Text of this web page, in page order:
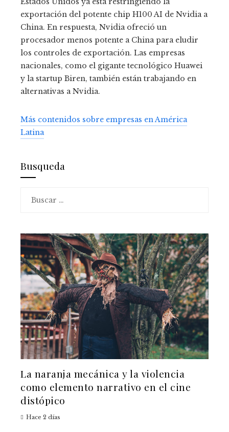
exportación del potente chip H100 AI de Nvidia a
China. En respuesta, Nvidia ofreció un
procesador menos potente a China para eludir
los controles de exportación. Las empresas
nacionales, como el gigante tecnológico Huawei
y la startup Biren, también están trabajando en
alternativas a Nvidia.
Más contenidos sobre empresas en América
Latina
Busqueda
La naranja mecánica y la violencia
como elemento narrativo en el cine
distópico
Hace 2 días